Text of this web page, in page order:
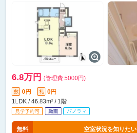
6.8万円 (管理費 5000円)
敷 0円 礼
0円
1LDK / 46.83m² / 1階
無料 空室状況を知りたい